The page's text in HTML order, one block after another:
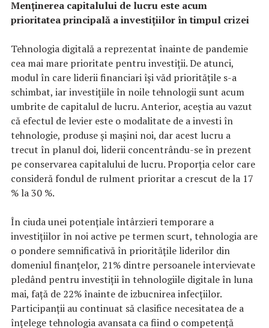
Menținerea capitalului de lucru este acum
prioritatea principală a investițiilor în timpul crizei
Tehnologia digitală a reprezentat înainte de pandemie
cea mai mare prioritate pentru investiții. De atunci,
modul în care liderii financiari își văd prioritățile s-a
schimbat, iar investițiile în noile tehnologii sunt acum
umbrite de capitalul de lucru. Anterior, aceștia au vazut
că efectul de levier este o modalitate de a investi în
tehnologie, produse și mașini noi, dar acest lucru a
trecut în planul doi, liderii concentrându-se în prezent
pe conservarea capitalului de lucru. Proporția celor care
consideră fondul de rulment prioritar a crescut de la 17
% la 30 %.
În ciuda unei potențiale întârzieri temporare a
investițiilor în noi active pe termen scurt, tehnologia are
o pondere semnificativă în prioritățile liderilor din
domeniul finanțelor, 21% dintre persoanele intervievate
pledând pentru investiții în tehnologiile digitale în luna
mai, față de 22% înainte de izbucnirea infecțiilor.
Participanții au continuat să clasifice necesitatea de a
înțelege tehnologia avansata ca fiind o competență